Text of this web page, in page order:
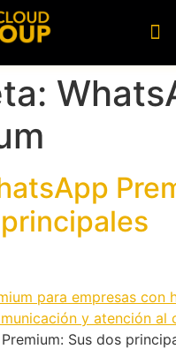
Sus dos